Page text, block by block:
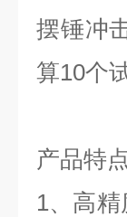
摆锤冲
算10个
产品特
1、高